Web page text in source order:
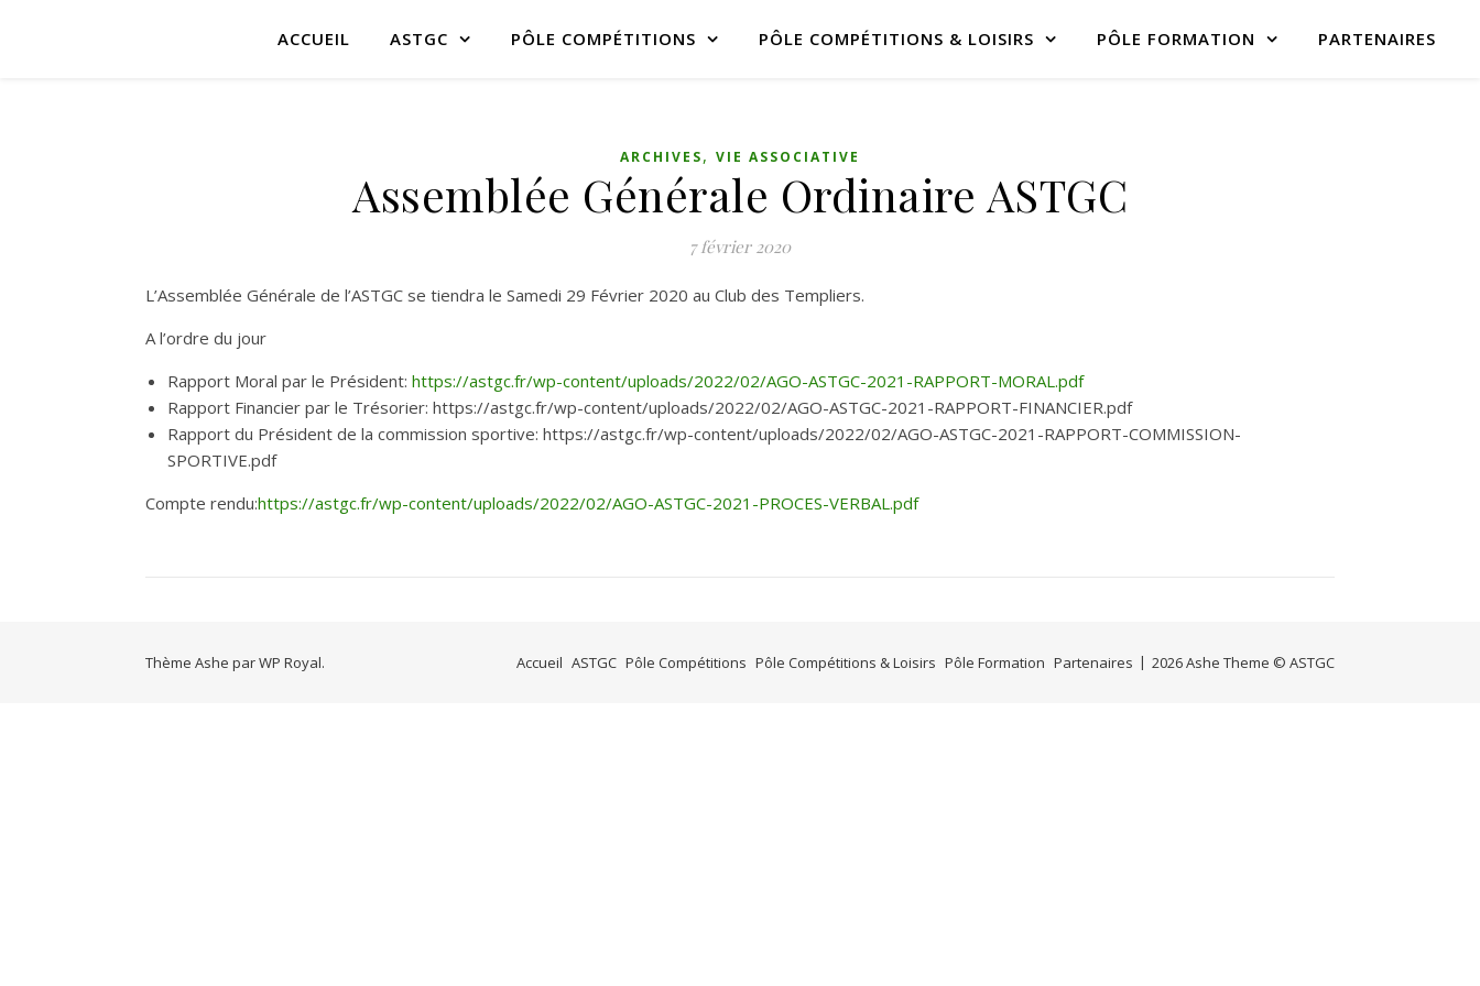
ACCUEIL ASTGC PÔLE COMPÉTITIONS PÔLE COMPÉTITIONS & LOISIRS PÔLE FORMATION PARTENAIRES
ARCHIVES, VIE ASSOCIATIVE
Assemblée Générale Ordinaire ASTGC
7 février 2020
L’Assemblée Générale de l’ASTGC se tiendra le Samedi 29 Février 2020 au Club des Templiers.
A l’ordre du jour
Rapport Moral par le Président: https://astgc.fr/wp-content/uploads/2022/02/AGO-ASTGC-2021-RAPPORT-MORAL.pdf
Rapport Financier par le Trésorier: https://astgc.fr/wp-content/uploads/2022/02/AGO-ASTGC-2021-RAPPORT-FINANCIER.pdf
Rapport du Président de la commission sportive: https://astgc.fr/wp-content/uploads/2022/02/AGO-ASTGC-2021-RAPPORT-COMMISSION-
SPORTIVE.pdf
Compte rendu:https://astgc.fr/wp-content/uploads/2022/02/AGO-ASTGC-2021-PROCES-VERBAL.pdf
2026 Ashe Theme © ASTGC
Accueil ASTGC Pôle Compétitions Pôle Compétitions & Loisirs Pôle Formation Partenaires
Thème Ashe parWP Royal.